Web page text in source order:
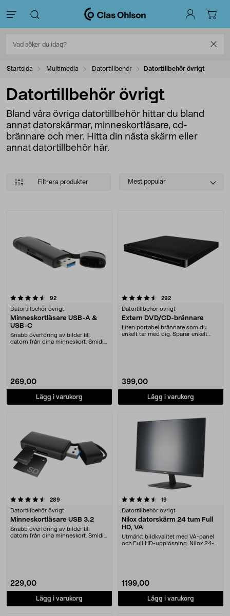
Startsida Multimedia Datortillbehör Datortillbehör övrigt
Datortillbehör övrigt
Bland våra övriga datortillbehör hittar du bland
annat datorskärmar, minneskortläsare, cd-
brännare och mer. Hitta din nästa skärm eller
annat datortillbehör här.
Filtrera produkter
Select
Mest populär
92recensioner
Datortillbehör övrigt
Minneskortläsare USB-A &
USB-C
Snabb överföring av bilder till
datorn från dina minneskort. Smidig
269,00
Lägg i varukorg
4.5 av 5 stjärnor 292recensioner
Datortillbehör övrigt
Extern DVD/CD-brännare
Liten portabel brännare som du
enkelt tar med dig. Sparar enkelt
399,00
Lägg i varukorg
289
Datortillbehör övrigt
Minneskortläsare USB 3.2
Snabb överföring av bilder till
datorn från dina minneskort. Smidig
229,00
Lägg i varukorg
4.5 av 5 stjärnor 19
Datortillbehör övrigt
Nilox datorskärm 24 tum Full
HD, VA
Utmärkt bildkvalitet med VA-panel
och Full HD-upplösning. Nilox 24-
1199,00
Lägg i varukorg